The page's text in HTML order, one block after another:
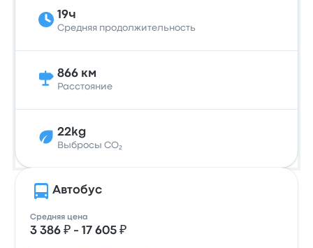
19ч
Средняя продолжительность
866 км
Расстояние
22kg
Выбросы CO₂
Автобус
Средняя цена
3 386 ₽ - 17 605 ₽